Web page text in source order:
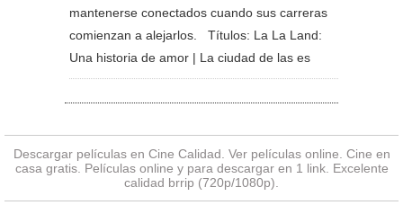
mantenerse conectados cuando sus carreras
comienzan a alejarlos. Títulos: La La Land:
Una historia de amor | La ciudad de las es
Descargar películas en Cine Calidad. Ver películas online . Cine en
casa gratis. Películas online y para descargar en 1 link. Excelente
calidad brrip (720p/1080p).